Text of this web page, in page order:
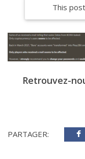
This
Retrouvez-
PARTAGER: